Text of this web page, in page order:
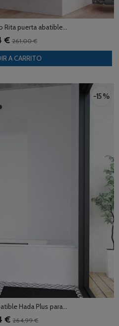
Rita puerta abatible...
€261,00 €
A CARRITO
-15 %
Hada Plus para...
€ 264,99 €